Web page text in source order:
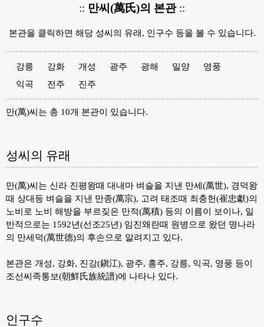
:: 만씨(萬氏)의 본관::
본관을 클릭하면 해당 성씨의 유래, 인구수 등을 볼 수 있습니다.
강릉 강화 개성 광주 광해 밀양
영풍
익곡
전주 진주
만(萬)씨는 총 10개 본관이 있습니다.
성씨의 유래
만(萬)씨는 신라 진평왕때 대내마 벼슬을 지낸 만세(萬世), 경덕왕
때 상대등 벼슬을 지낸 만종(萬宗), 고려 태조때 최충헌(崔忠獻)의
노비로 노비 해방을 부르짖은 만적(萬積) 등의 이름이 보이나, 일
반적으로는 1592년(선조25년) 임진왜란때 원병으로 왔던 명나라
의 만세덕(萬世德)의 후손으로 알려지고 있다.
본관은 개성, 강화, 진강(鎭江), 광주, 홍주, 강릉, 익곡, 영풍 등이
조선씨족통보(朝鮮氏族統譜)에 나타나 있다.
인구수